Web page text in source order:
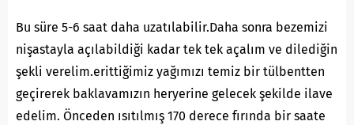
Bu süre 5-6 saat daha uzatılabilir.Daha sonra bezemizi
nişastayla açılabildiği kadar tek tek açalım ve dilediğin
şekli verelim.erittiğimiz yağımızı temiz bir tülbentten
geçirerek baklavamızın heryerine gelecek şekilde ilave
edelim. Önceden ısıtılmış 170 derece fırında bir saate